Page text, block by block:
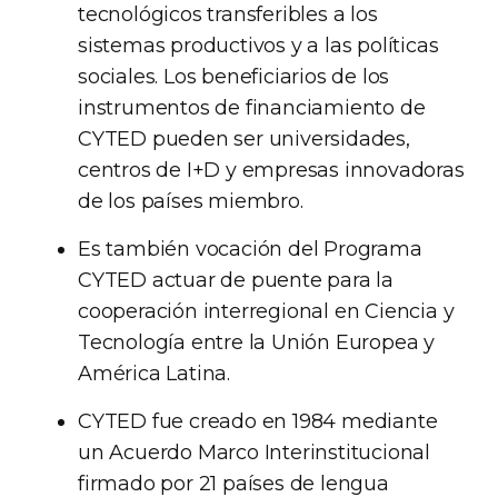
tecnológicos transferibles a los
sistemas productivos y a las políticas
sociales. Los beneficiarios de los
instrumentos de financiamiento de
CYTED pueden ser universidades,
centros de I+D y empresas innovadoras
de los países miembro.
Es también vocación del Programa
CYTED actuar de puente para la
cooperación interregional en Ciencia y
Tecnología entre la Unión Europea y
América Latina.
CYTED fue creado en 1984 mediante
un Acuerdo Marco Interinstitucional
firmado por 21 países de lengua